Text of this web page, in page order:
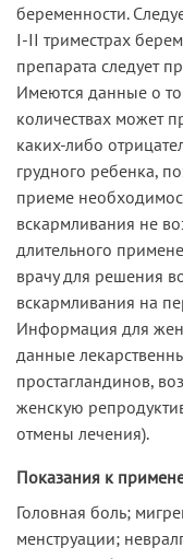
беременности.
I-II триместрах
препарата следует
Имеются данные о
количествах может
каких-либо
грудного ребенка,
приеме
вскармливания не
длительного
врачу для решения
вскармливания на
Информация для
данные
простагландинов,
женскую
отмены лечения).
Показания к
Головная боль;
менструации;